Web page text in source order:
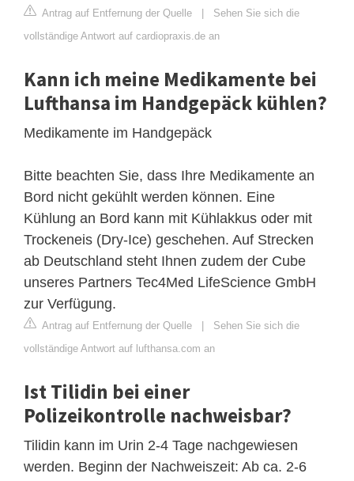
Antrag auf Entfernung der Quelle | Sehen Sie sich die
vollständige Antwort auf cardiopraxis.de an
Kann ich meine Medikamente bei
Lufthansa im Handgepäck kühlen?
Medikamente im Handgepäck
Bitte beachten Sie, dass Ihre Medikamente an
Bord nicht gekühlt werden können. Eine
Kühlung an Bord kann mit Kühlakkus oder mit
Trockeneis (Dry-Ice) geschehen. Auf Strecken
ab Deutschland steht Ihnen zudem der Cube
unseres Partners Tec4Med LifeScience GmbH
zur Verfügung.
Antrag auf Entfernung der Quelle | Sehen Sie sich die
vollständige Antwort auf lufthansa.com an
Ist Tilidin bei einer
Polizeikontrolle nachweisbar?
Tilidin kann im Urin 2-4 Tage nachgewiesen
werden. Beginn der Nachweiszeit: Ab ca. 2-6